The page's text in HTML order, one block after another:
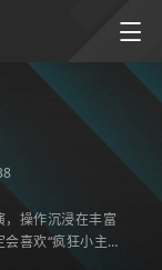
操作沉浸在丰富
喜欢“疯狂小主公”